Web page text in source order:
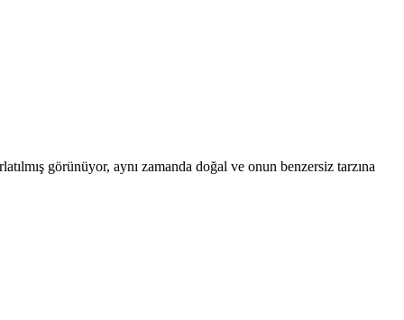
görünüyor, aynı zamanda doğal ve onun benzersiz tarzına